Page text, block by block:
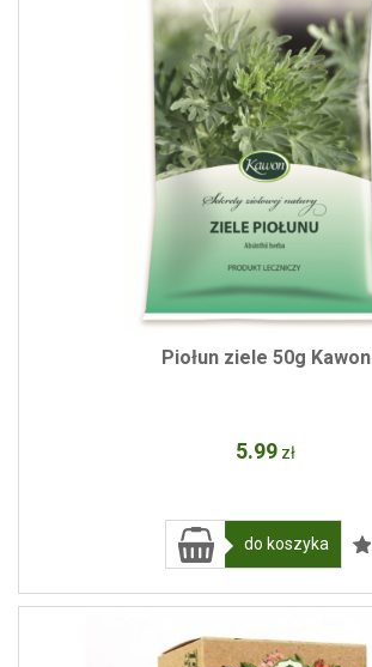
Piołun ziele 50g Kawon
5.99 zł
do koszyka